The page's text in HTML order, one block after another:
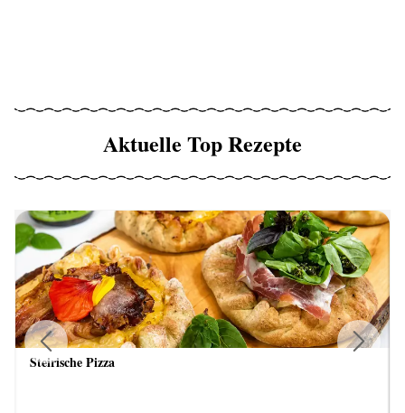
Aktuelle Top Rezepte
Steirische Pizza
Previous